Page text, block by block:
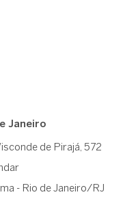
Janeiro
de Pirajá, 572
- Rio de Janeiro/RJ